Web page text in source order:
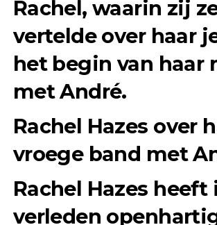
Rachel, waarin zij
vertelde over haar
het begin van haar
met André.
Rachel Hazes over
vroege band met
Rachel Hazes heeft
verleden